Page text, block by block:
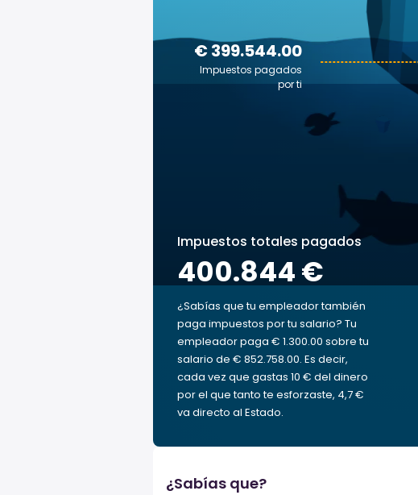
€ 399.544.00
Impuestos pagados
por ti
Impuestos totales pagados
400.844 €
¿Sabías que tu empleador también
paga impuestos por tu salario? Tu
empleador paga € 1.300.00 sobre tu
salario de € 852.758.00. Es decir,
cada vez que gastas 10 € del dinero
por el que tanto te esforzaste, 4,7 €
va directo al Estado.
¿Sabías que?